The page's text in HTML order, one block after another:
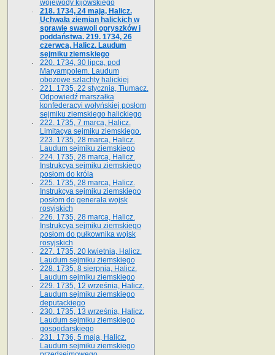
wojewody kijowskiego
218. 1734, 24 maja, Halicz.
Uchwała ziemian halickich w
sprawie swawoli opryszków i
poddaństwa. 219. 1734, 26
czerwca, Halicz. Laudum
sejmiku ziemskiego
220. 1734, 30 lipca, pod
Maryampolem. Laudum
obozowe szlachty halickiej
221. 1735, 22 stycznia, Tłumacz.
Odpowiedź marszałka
konfederacyi wołyńskiej posłom
sejmiku ziemskiego halickiego
222. 1735, 7 marca, Halicz.
Limitacya sejmiku ziemskiego.
223. 1735, 28 marca, Halicz.
Laudum sejmiku ziemskiego
224. 1735, 28 marca, Halicz.
Instrukcya sejmiku ziemskiego
posłom do króla
225. 1735, 28 marca, Halicz.
Instrukcya sejmiku ziemskiego
posłom do generała wojsk
rosyjskich
226. 1735, 28 marca, Halicz.
Instrukcya sejmiku ziemskiego
posłom do pułkownika wojsk
rosyjskich
227. 1735, 20 kwietnia, Halicz.
Laudum sejmiku ziemskiego
228. 1735, 8 sierpnia, Halicz.
Laudum sejmiku ziemskiego
229. 1735, 12 września, Halicz.
Laudum sejmiku ziemskiego
deputackiego
230. 1735, 13 września, Halicz.
Laudum sejmiku ziemskiego
gospodarskiego
231. 1736, 5 maja, Halicz.
Laudum sejmiku ziemskiego